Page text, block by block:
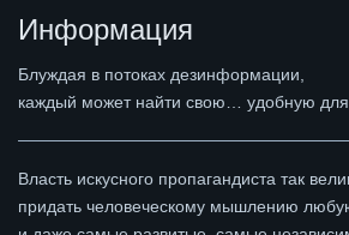
Информация
Блуждая в потоках дезинформации,
каждый может найти свою… удобную для
Власть искусного пропагандиста так
придать человеческому мышлению